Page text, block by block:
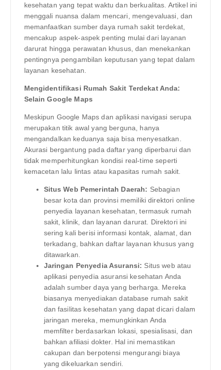
kesehatan yang tepat waktu dan berkualitas. Artikel ini
menggali nuansa dalam mencari, mengevaluasi, dan
memanfaatkan sumber daya rumah sakit terdekat,
mencakup aspek-aspek penting mulai dari layanan
darurat hingga perawatan khusus, dan menekankan
pentingnya pengambilan keputusan yang tepat dalam
layanan kesehatan.
Mengidentifikasi Rumah Sakit Terdekat Anda:
Selain Google Maps
Meskipun Google Maps dan aplikasi navigasi serupa
merupakan titik awal yang berguna, hanya
mengandalkan keduanya saja bisa menyesatkan.
Akurasi bergantung pada daftar yang diperbarui dan
tidak memperhitungkan kondisi real-time seperti
kemacetan lalu lintas atau kapasitas rumah sakit.
Situs Web Pemerintah Daerah: Sebagian
besar kota dan provinsi memiliki direktori online
penyedia layanan kesehatan, termasuk rumah
sakit, klinik, dan layanan darurat. Direktori ini
sering kali berisi informasi kontak, alamat, dan
terkadang, bahkan daftar layanan khusus yang
ditawarkan.
Jaringan Penyedia Asuransi: Situs web atau
aplikasi penyedia asuransi kesehatan Anda
adalah sumber daya yang berharga. Mereka
biasanya menyediakan database rumah sakit
dan fasilitas kesehatan yang dapat dicari dalam
jaringan mereka, memungkinkan Anda
memfilter berdasarkan lokasi, spesialisasi, dan
bahkan afiliasi dokter. Hal ini memastikan
cakupan dan berpotensi mengurangi biaya
yang dikeluarkan sendiri.